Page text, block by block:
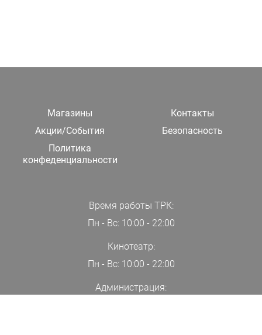
Магазины
Контакты
Акции/События
Безопасность
Политика
конфеденциальности
Время работы ТРК:
Пн - Вс: 10:00 - 22:00
Кинотеатр:
Пн - Вс: 10:00 - 22:00
Администрация: